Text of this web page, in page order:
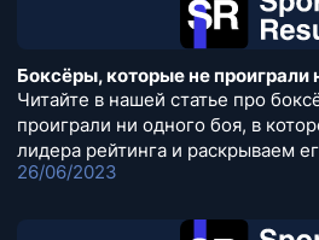
Боксёры, которые не проиграли
Читайте в нашей статье про
проиграли ни одного боя, в
лидера рейтинга и раскрываем
26/06/2023